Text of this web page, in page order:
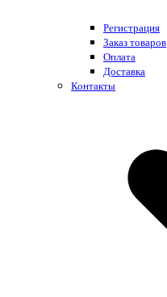
Регистрация
Заказ товаров
Оплата
Доставка
Контакты